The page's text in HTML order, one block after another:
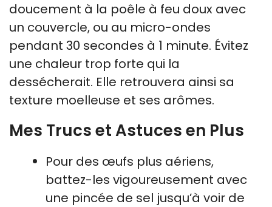
doucement à la poêle à feu doux avec
un couvercle, ou au micro-ondes
pendant 30 secondes à 1 minute. Évitez
une chaleur trop forte qui la
dessécherait. Elle retrouvera ainsi sa
texture moelleuse et ses arômes.
Mes Trucs et Astuces en Plus
Pour des œufs plus aériens,
battez-les vigoureusement avec
une pincée de sel jusqu’à voir de